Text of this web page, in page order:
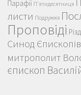
Парафії П'ятидесятниця
листи Подружжя
Проповіді
Синод
митрополит
єпископ